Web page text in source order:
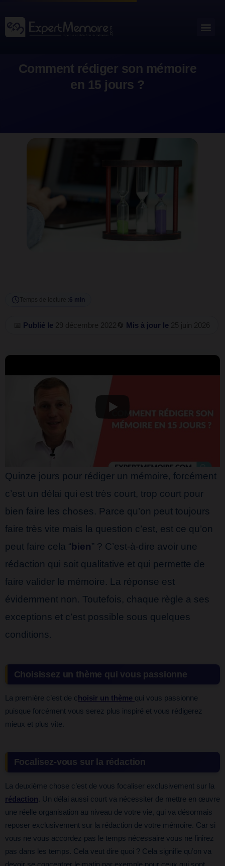
au
contenu
Comment rédiger son mémoire
en 15 jours ?
Temps de lecture : 6 min
Publié le 29 décembre 2022 🔄 Mis à jour le 25 juin 2026
Quinze jours pour rédiger un mémoire, forcément
c’est un délai qui est très court, trop court pour
bien faire les choses. Parce qu’on peut toujours
faire très vite mais la question c’est, est ce qu’on
peut faire cela “bien” ? C’est-à-dire avoir une
rédaction qui soit qualitative et qui permette de
faire valider le mémoire. La réponse est
évidemment non. Toutefois, chaque règle a ses
exceptions et c’est possible sous quelques
conditions.
Choisissez un thème qui vous passionne
La première c’est de c hoisir un thème qui vous passionne
puisque forcément vous serez plus inspiré et vous rédigerez
mieux et plus vite.
Focalisez-vous sur la rédaction
La deuxième chose c’est de vous focaliser exclusivement sur la
rédaction. Un délai aussi court va nécessiter de mettre en œuvre
une réelle organisation au niveau de votre vie, qui va désormais
reposer exclusivement sur la rédaction de votre mémoire. Car si
vous ne vous accordez pas le temps nécessaire vous ne finirez
pas dans les temps. Cela veut dire quoi ? Cela signifie qu’on va